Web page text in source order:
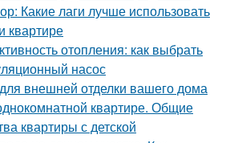
Какие лаги лучше использовать
квартире
отопления: как выбрать
насос
внешней отделки вашего дома
квартире. Общие
квартиры с детской